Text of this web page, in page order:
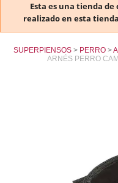
Esta es una tienda
realizado en esta
SUPERPIENSOS PERRO
ARNÉS PERRO